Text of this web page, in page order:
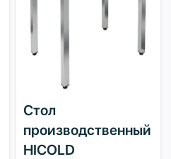
Стол
производственный
HICOLD